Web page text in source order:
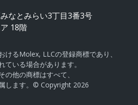
なとみらい3丁目3番3号
18階
けるMolex, LLCの登録商標であり、
ている場合があります。
の他の商標はすべて、
します。© Copyright 2026